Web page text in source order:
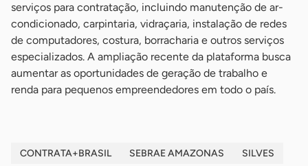
serviços para contratação, incluindo manutenção de ar-
condicionado, carpintaria, vidraçaria, instalação de redes
de computadores, costura, borracharia e outros serviços
especializados. A ampliação recente da plataforma busca
aumentar as oportunidades de geração de trabalho e
renda para pequenos empreendedores em todo o país.
CONTRATA+BRASIL SEBRAE AMAZONAS SILVES